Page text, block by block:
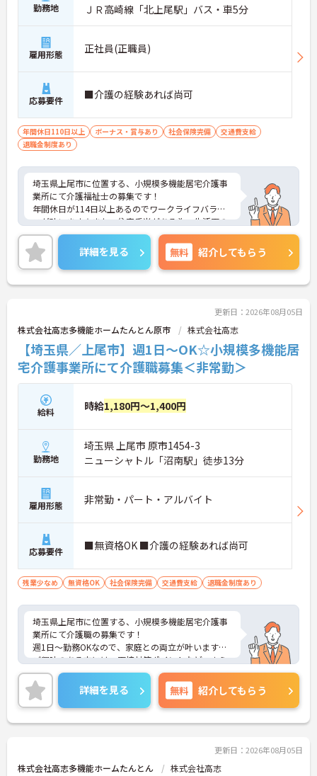
・処遇改善手当を毎月および半期末手当として全額
・結婚・出生・入学のお祝い金やヘルスチェック補
助など独自の福利厚生制度を用意
【資格を活かせるキャリアアップ環境】
・公的資格取得や自己啓発支援制度を活用しスキル
アップが可能
ンを用意
・髪色やネイルなどが自由で個性を大切にできる社
風
勤務地
ＪＲ高崎線「北上尾駅」バス・車5分
雇用形態 正社員(正職員)
応募要件 ■介護の経験あれば尚可
年間休日110日以上 ボーナス・賞与あり 社会保険完備
交通費支給
退職金制度あり
埼玉県上尾市に位置する、小規模多機能居宅介護事
業所にて介護福祉士の募集です！
年間休日が114日以上あるのでワークライフバラン
スが叶います☆また、住宅手当がある為、生活面の
負担を軽減し、安心して長く勤務していただけます
◎
ご興味のある方には、面接対策ポイントなど、さら
に詳細をお話しいたしますのでお気軽にご相談くだ
さい！
詳細を見る 無料 紹介してもらう
更新日：2026年08月05日
株式会社高志多機能ホームたんとん原市 株式会社高志
【埼玉県／上尾市】週1日～OK☆小規模多機能居
宅介護事業所にて介護職募集＜非常勤＞
給料 時給1,180円～1,400円
勤務地
埼玉県 上尾市 原市1454-3
ニューシャトル「沼南駅」徒歩13分
雇用形態 非常勤・パート・アルバイト
応募要件 ■無資格OK ■介護の経験あれば尚可
残業少なめ 無資格OK 社会保険完備 交通費支給 退職金制度あり
埼玉県上尾市に位置する、小規模多機能居宅介護事
業所にて介護職の募集です！
週1日～勤務OKなので、家庭との両立が叶います♪
ご興味のある方には、面接対策ポイントなど、さら
に詳細をお話しいたしますのでお気軽にご相談くだ
さい！
詳細を見る 無料 紹介してもらう
更新日：2026年08月05日
株式会社高志多機能ホームたんとん 株式会社高志